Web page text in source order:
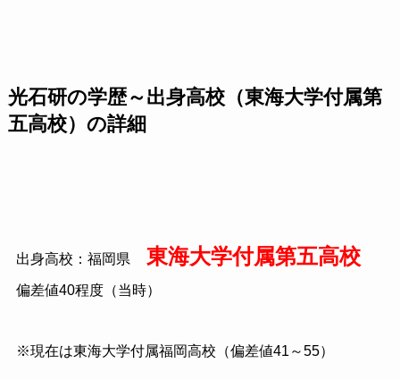
光石研の学歴～出身高校（東海大学付属第
五高校）の詳細
出身高校：福岡県 東海大学付属第五高校
偏差値40程度（当時）
※現在は東海大学付属福岡高校（偏差値41 ～55）